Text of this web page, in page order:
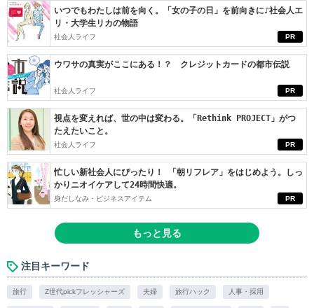
PR
いつでもわたしは前を向く。「女の子の日」を前向きに♪社会人エ
リ・大学生リカの物語
社会人ライフ
PR
ウワサの真実がここにある！？ クレジットカードの都市伝説
社会人ライフ
PR
視点を変えれば、世の中は変わる。「Rethink PROJECT」がつ
たえたいこと。
社会人ライフ
PR
忙しい新社会人にぴったり！ 「朝リフレア」をはじめよう。しっ
かりニオイケアして24時間快適。
身だしなみ・ビジネスアイテム
もっと見る
注目キーワード
旅行 Z世代pickフレッシャーズ 夫婦 旅行ハック 人事・採用